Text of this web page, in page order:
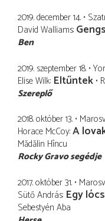
2019. december 14.
David Walliams
Ben
2019. szeptember 18.
Elise Wilk Eltűntek
Szereplő
2018. október 13.
Horace McCoy A
Mădălin Hîncu
Rocky Gravo segédje
2017. október 31.
Sütő András Egy
Sebestyén Aba